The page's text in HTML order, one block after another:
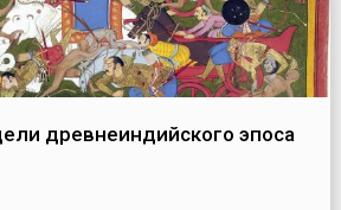
древнеиндийского эпоса